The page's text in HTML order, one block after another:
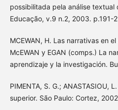
possibilitada pela análise textual
Educação, v.9 n.2, 2003. p.191-
MCEWAN, H. Las narrativas en
McEWAN y EGAN (comps.) La
aprendizaje y la investigación.
PIMENTA, S. G.; ANASTASIOU,
superior. São Paulo: Cortez,